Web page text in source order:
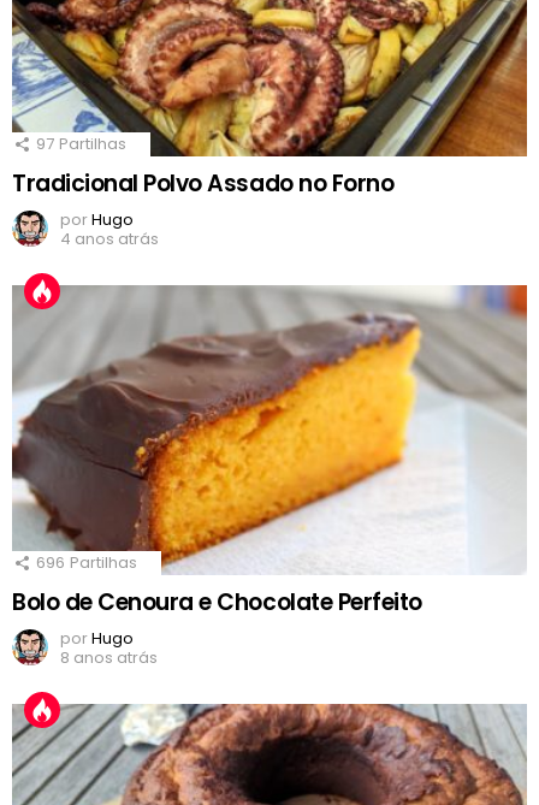
97 Partilhas
Tradicional Polvo Assado no Forno
porHugo
4 anos atrás
696 Partilhas
Bolo de Cenoura e Chocolate Perfeito
porHugo
8 anos atrás